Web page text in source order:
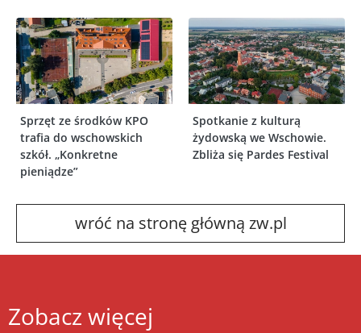
Sprzęt ze środków KPO
trafia do wschowskich
szkół. „Konkretne
pieniądze”
Spotkanie z kulturą
żydowską we Wschowie.
Zbliża się Pardes Festival
wróć na stronę główną zw.pl
Zobacz więcej